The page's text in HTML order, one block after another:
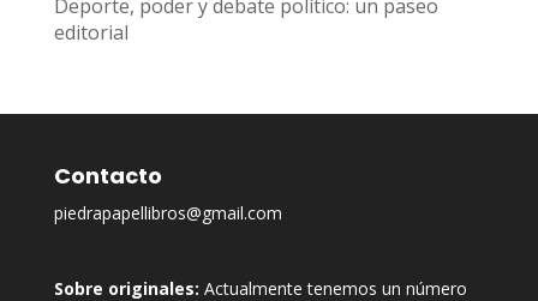
Deporte, poder y debate político: un paseo
editorial
Contacto
piedrapapellibros@gmail.com
Sobre originales: Actualmente tenemos un número